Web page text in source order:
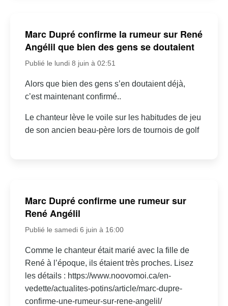
Marc Dupré confirme la rumeur sur René
Angélil que bien des gens se doutaient
Publié le lundi 8 juin à 02:51
Alors que bien des gens s’en doutaient déjà,
c’est maintenant confirmé..
Le chanteur lève le voile sur les habitudes de jeu
de son ancien beau-père lors de tournois de golf
Marc Dupré confirme une rumeur sur
René Angélil
Publié le samedi 6 juin à 16:00
Comme le chanteur était marié avec la fille de
René à l’époque, ils étaient très proches. Lisez
les détails : https://www.noovomoi.ca/en-
vedette/actualites-potins/article/marc-dupre-
confirme-une-rumeur-sur-rene-angelil/